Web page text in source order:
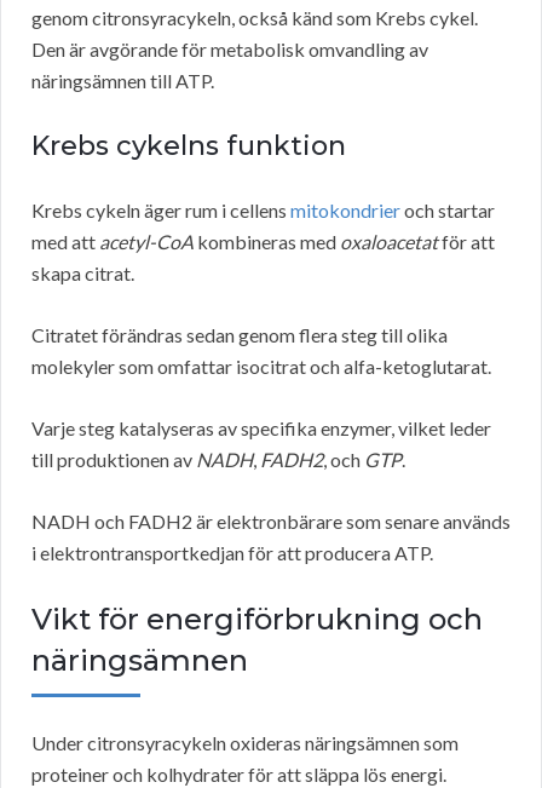
genom citronsyracykeln, också känd som Krebs cykel.
Den är avgörande för metabolisk omvandling av
näringsämnen till ATP.
Krebs cykelns funktion
Krebs cykeln äger rum i cellens mitokondrieroch startar
med att acetyl-CoA kombineras med oxaloacetatför att
skapa citrat.
Citratet förändras sedan genom flera steg till olika
molekyler som omfattar isocitrat och alfa-ketoglutarat.
Varje steg katalyseras av specifika enzymer, vilket leder
till produktionen av NADH, FADH2, och GTP.
NADH och FADH2 är elektronbärare som senare används
i elektrontransportkedjan för att producera ATP.
Vikt för energiförbrukning och
näringsämnen
Under citronsyracykeln oxideras näringsämnen som
proteiner och kolhydrater för att släppa lös energi.